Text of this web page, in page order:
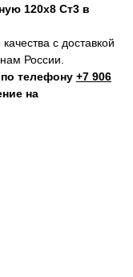
120х8 Ст3 в
с доставкой
России.
телефону +7 906
на